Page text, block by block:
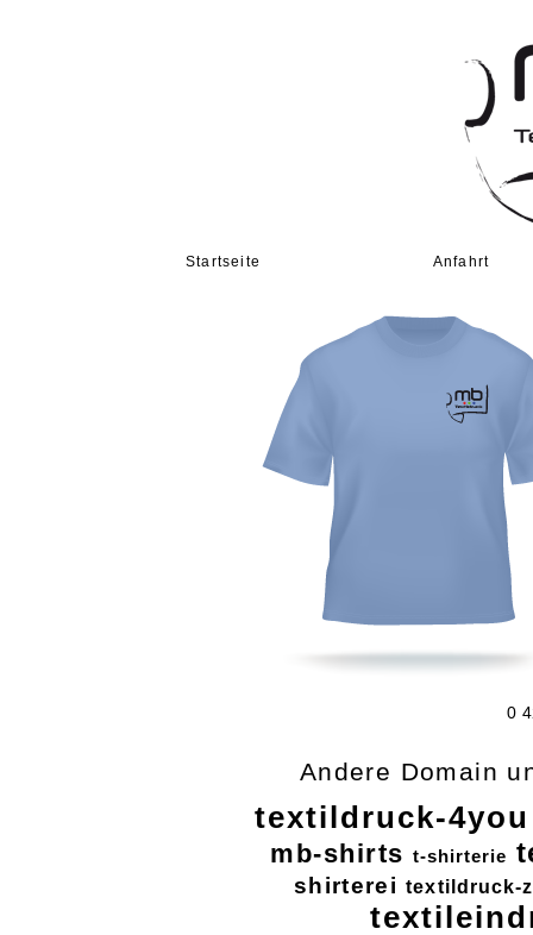
Startseite Anfahrt
0
Andere Domain
textildruck-4you
mb-shirts t-shirterie
shirterei textildruck-